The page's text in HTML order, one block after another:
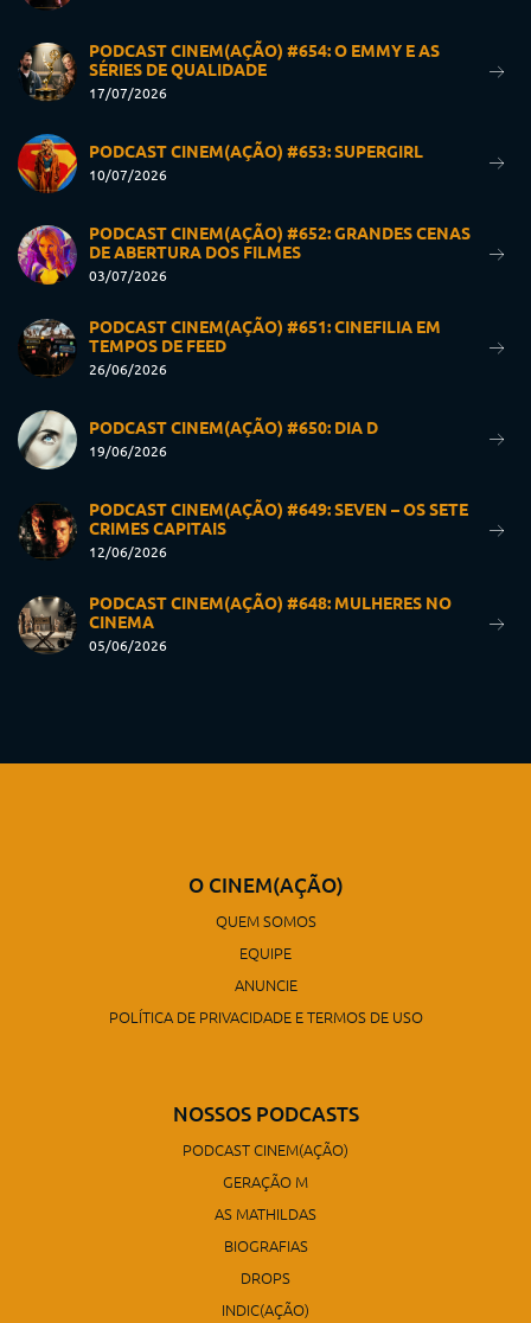
PODCAST CINEM(AÇÃO) #654: O EMMY E AS
SÉRIES DE QUALIDADE
17/07/2026
PODCAST CINEM(AÇÃO) #653: SUPERGIRL
10/07/2026
PODCAST CINEM(AÇÃO) #652: GRANDES CENAS
DE ABERTURA DOS FILMES
03/07/2026
PODCAST CINEM(AÇÃO) #651: CINEFILIA EM
TEMPOS DE FEED
26/06/2026
PODCAST CINEM(AÇÃO) #650: DIA D
19/06/2026
PODCAST CINEM(AÇÃO) #649: SEVEN – OS SETE
CRIMES CAPITAIS
12/06/2026
PODCAST CINEM(AÇÃO) #648: MULHERES NO
CINEMA
05/06/2026
O CINEM(AÇÃO)
QUEM SOMOS
EQUIPE
ANUNCIE
POLÍTICA DE PRIVACIDADE E TERMOS DE USO
NOSSOS PODCASTS
PODCAST CINEM(AÇÃO)
GERAÇÃO M
AS MATHILDAS
BIOGRAFIAS
DROPS
INDIC(AÇÃO)